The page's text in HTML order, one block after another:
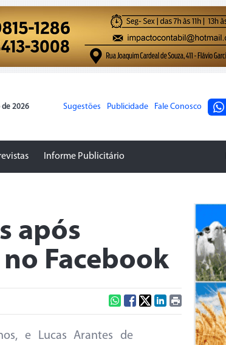
de 2026 Sugestões Publicidade Fale Conosco
Informe Publicitário
após
Facebook
e Lucas Arantes de